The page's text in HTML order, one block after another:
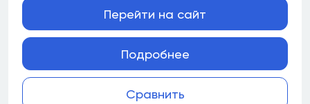
Сравнить
Перейти на сайт
Подробнее